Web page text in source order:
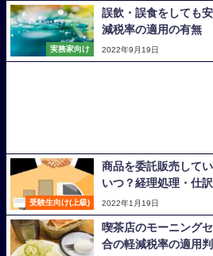
実務家向け
誤飲・誤食をしても
減税率の適用の有無
2022年9月19日
受験生向け(上級)
商品を委託販売して
いつ？経理処理・仕
2022年1月19日
喫茶店のモーニング
合の軽減税率の適用